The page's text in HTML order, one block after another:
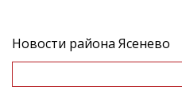
Новости района Ясенево